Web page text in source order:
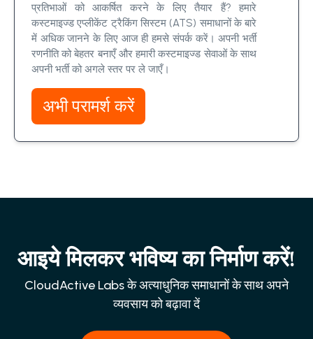
प्रतिभाओं को आकर्षित करने के लिए तैयार हैं? हमारे
कस्टमाइज्ड एप्लीकेंट ट्रैकिंग सिस्टम (ATS) समाधानों के बारे
में अधिक जानने के लिए आज ही हमसे संपर्क करें। अपनी भर्ती
रणनीति को बेहतर बनाएँ और हमारी कस्टमाइज्ड सेवाओं के साथ
अपनी भर्ती को अगले स्तर पर ले जाएँ।
अभी परामर्श करें
आइये मिलकर भविष्य का निर्माण करें!
CloudActive Labs के अत्याधुनिक समाधानों के साथ अपने
व्यवसाय को बढ़ावा दें